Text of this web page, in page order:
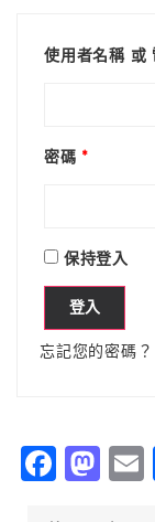
使用者名稱 或
密碼 *
保持登入
登入
忘記您的密碼？